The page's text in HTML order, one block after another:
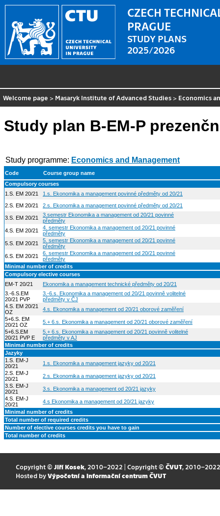
CZECH
PRAGUE
STUDY PLANS
2025/2026
Welcome page > Masaryk Institute of Advanced Studies > Economics
Study plan B-EM-P
Study programme: Economics and Management
Code
Course group name
Compulsory courses
1.S. EM 20/21
1.s. Ekonomika a management povinné předměty od 20/21
2.S. EM 20/21
2.s. Ekonomika a management povinné předměty od 20/21
3.S. EM 20/21
3.semestr Ekonomika a management od 20/21 povinné
předměty
4.S. EM 20/21
4. semestr Ekonomika a management od 20/21 povinné
předměty
5.S. EM 20/21
5. semestr Ekonomika a management od 20/21 povinné
předměty
6.S. EM 20/21
6. semestr Ekonomika a management od 20/21 povinné
předměty
Minimal number of credits
Compulsory elective courses
EM-T 20/21
Ekonomika a management technické předměty od 20/21
3.-6.S.EM
20/21 PVP
3.-6.s. Ekonomika a management od 20/21 povinně volitelné
předměty v ČJ
4.S. EM 20/21
OZ
4.s. Ekonomika a management od 20/21 oborové zaměření
5+6.S. EM
20/21 OZ
5.+ 6.s. Ekonomika a management od 20/21 oborové zaměření
5+6.S.EM
20/21 PVP E
5.+ 6.s. Ekonomika a management od 20/21 povinně volitelné
předměty v AJ
Minimal number of credits
Jazyky
1.S. EM-J
20/21
1.s. Ekonomika a management jazyky od 20/21
2.S. EM-J
20/21
2.s. Ekonomika a management jazyky od 20/21
3.S. EM-J
20/21
3.s. Ekonomika a management od 20/21 jazyky
4.S. EM-J
20/21
4.s Ekonomika a management od 20/21 jazyky
Minimal number of credits
Total number of required credits
Number of elective courses credits you have to gain
Total number of credits
Copyright © Jiří Kosek, 2010–2022 | Copyright © ČVUT, 2010–2022
Hosted by Výpočetní a informační centrum ČVUT